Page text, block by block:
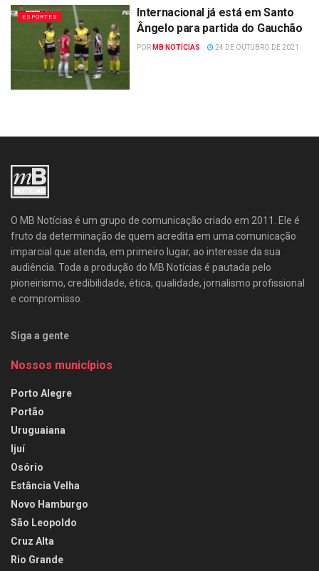
ESPORTES
Internacional já está em Santo
Ângelo para partida do Gauchão
POR MB NOTÍCIAS 24 DE OUTUBRO DE 2021
O MB Notícias é um grupo de comunicação criado em 2011. Ele é
fruto da determinação de quem acredita em uma comunicação
imparcial que atenda, em primeiro lugar, ao interesse da sua
audiência. Toda a produção do MB Notícias é pautada pelo
pioneirismo, credibilidade, ética, qualidade, jornalismo profissional
e compromisso.
Siga a gente
Nossos municípios
Porto Alegre
Portão
Uruguaiana
Ijuí
Osório
Estância Velha
Novo Hamburgo
São Leopoldo
Cruz Alta
Rio Grande